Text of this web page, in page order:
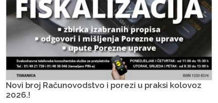
Novi broj Računovodstvo i porezi u praksi kolovoz
2026.!